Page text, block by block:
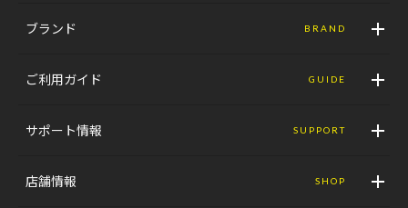
ブランド BRAND
ご利用ガイド GUIDE
サポート情報 SUPPORT
店舗情報 SHOP